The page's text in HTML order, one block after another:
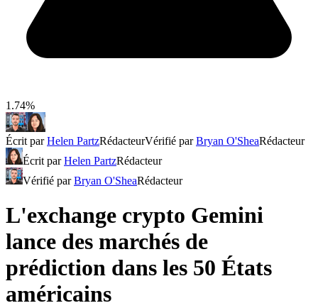
1.74%
Écrit parHelen PartzRédacteurVérifié parBryan O'SheaRédacteur
Écrit parHelen PartzRédacteur
Vérifié parBryan O'SheaRédacteur
L'exchange crypto Gemini
lance des marchés de
prédiction dans les 50 États
américains